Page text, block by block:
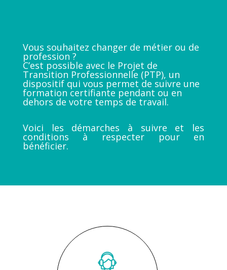
Vous souhaitez changer de métier ou de
profession ?
C’est possible avec le Projet de
Transition Professionnelle (PTP), un
dispositif qui vous permet de suivre une
formation certifiante pendant ou en
dehors de votre temps de travail.
Voici les démarches à suivre et les
conditions à respecter pour en
bénéficier.